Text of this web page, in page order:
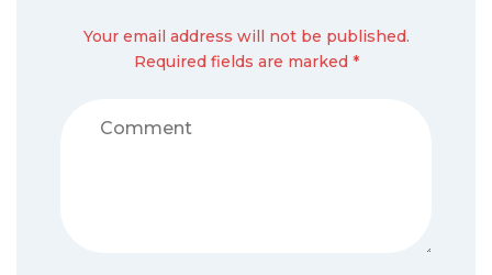
Your email address will not be published.
Required fields are marked *